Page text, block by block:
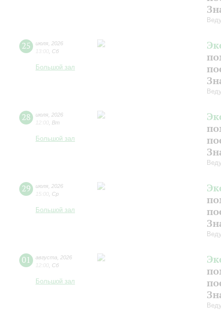
25 июля 2026
13:00 Сб
Большой зал
28 июля 2026
12:00 Вт
Большой зал
29 июля 2026
15:00 Ср
Большой зал
01 августа
2026
12:00 Сб
Большой зал